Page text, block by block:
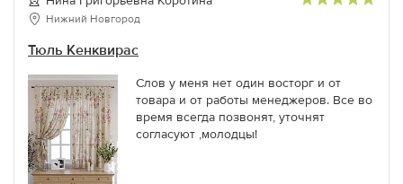
Нижний Новгород
Тюль Кенквирас
Слов у меня нет один восторг и от
товара и от работы менеджеров. Все во
время всегда позвонят, уточнят
согласуют ,молодцы!